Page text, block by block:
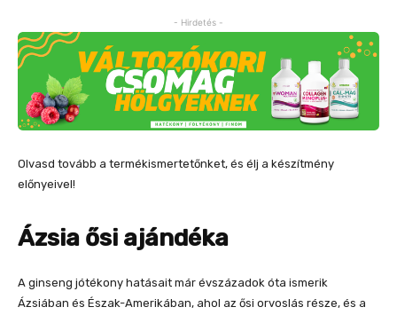
- Hirdetés -
Olvasd tovább a termékismertetőnket, és élj a készítmény
előnyeivel!
Ázsia ősi ajándéka
A ginseng jótékony hatásait már évszázadok óta ismerik
Ázsiában és Észak-Amerikában, ahol az ősi orvoslás része, és a